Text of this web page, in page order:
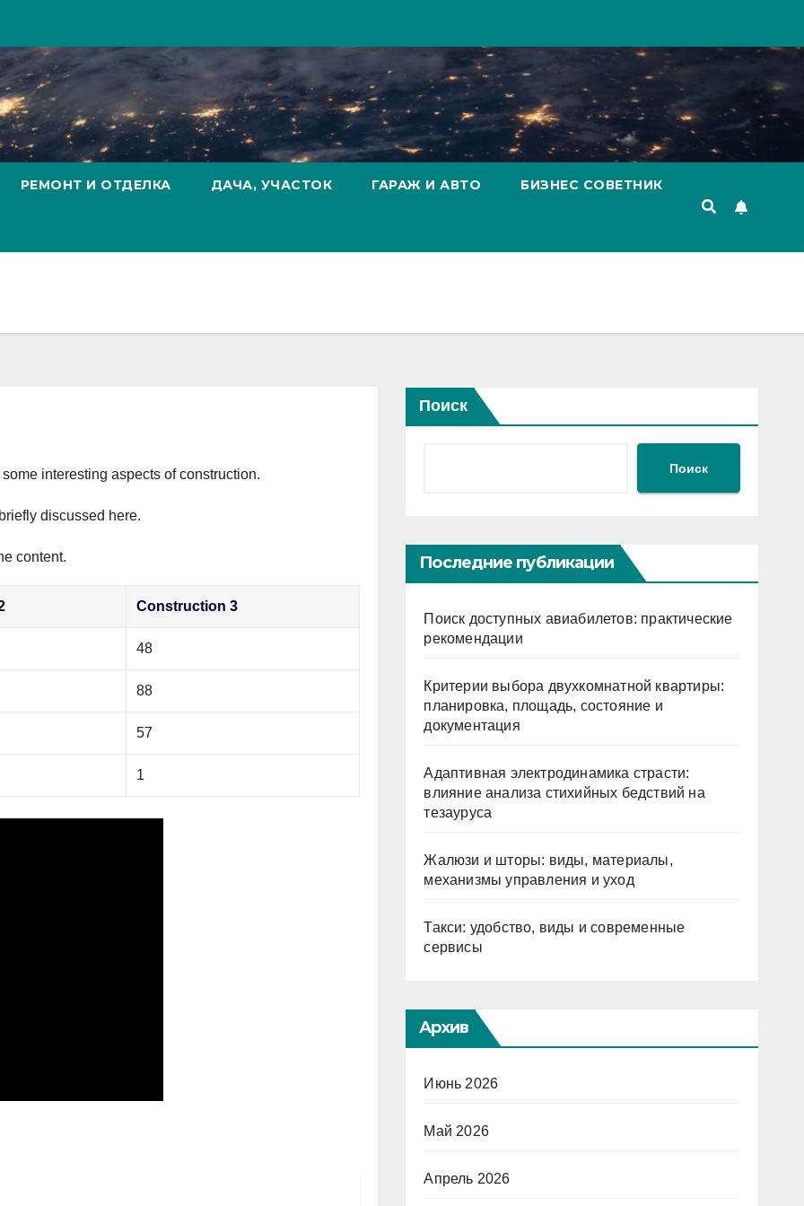
РЕМОНТ И ОТДЕЛКА ДАЧА, УЧАСТОК ГАРАЖ И АВТО БИЗНЕС СОВЕТНИК
interesting aspects of construction.
discussed here.
content.
Construction 3
48
88
57
1
Поиск
Поиск
Последние публикации
Поиск доступных авиабилетов: практические
рекомендации
Критерии выбора двухкомнатной квартиры:
планировка, площадь, состояние и
документация
Адаптивная электродинамика страсти:
влияние анализа стихийных бедствий на
тезауруса
Жалюзи и шторы: виды, материалы,
механизмы управления и уход
Такси: удобство, виды и современные
сервисы
Архив
Июнь 2026
Май 2026
Апрель 2026